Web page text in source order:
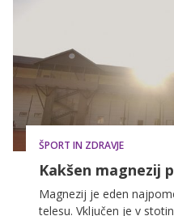
ŠPORT IN ZDRAVJE
Kakšen magnezij
Magnezij je eden
telesu. Vključen je v